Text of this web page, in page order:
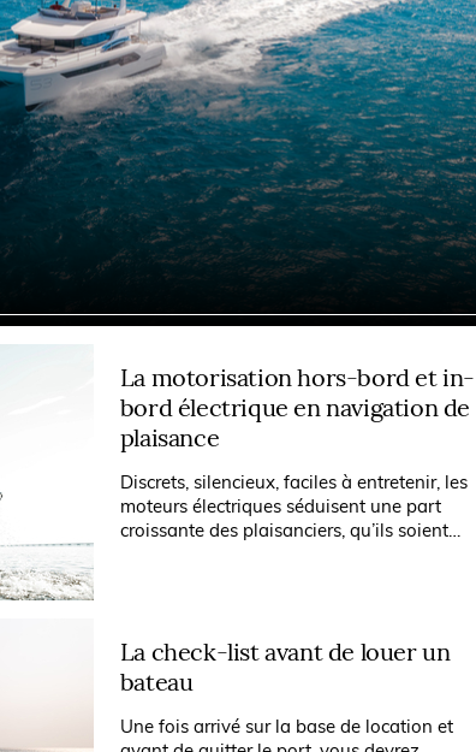
La motorisation hors-bord et in-
bord électrique en navigation de
plaisance
Discrets, silencieux, faciles à entretenir, les
moteurs électriques séduisent une part
croissante des plaisanciers, qu’ils soient
La check-list avant de louer un
bateau
Une fois arrivé sur la base de location et